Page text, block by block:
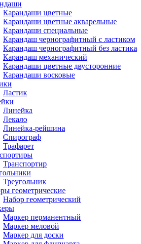
Карандаши цветные
Карандаши цветные акварельные
Карандаши специальные
Карандаш чернографитный с ластиком
Карандаш чернографитный без ластика
Карандаш механический
Карандаши цветные двусторонние
Карандаши восковые
Ластик
Линейка
Лекало
Линейка-рейшина
Спирограф
Трафарет
Транспортир
Треугольник
геометрические
Набор геометрический
Маркер перманентный
Маркер меловой
Маркер для доски